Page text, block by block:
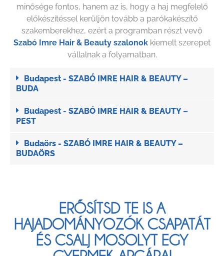
minősége fontos, hanem az is, hogy a haj megfelelő
előkészítéssel kerüljön tovább a parókakészítő
szakemberekhez, ezért a programban részt vevő
Szabó Imre Hair & Beauty szalonok kiemelt szerepet
vállalnak a folyamatban.
Budapest - SZABÓ IMRE HAIR & BEAUTY –
BUDA
Budapest - SZABÓ IMRE HAIR & BEAUTY –
PEST
Budaörs - SZABÓ IMRE HAIR & BEAUTY –
BUDAÖRS
ERŐSÍTSD TE IS A
HAJADOMÁNYOZÓK CSAPATÁT
ÉS CSALJ MOSOLYT EGY